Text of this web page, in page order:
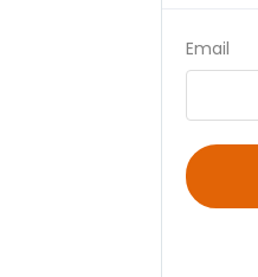
Email